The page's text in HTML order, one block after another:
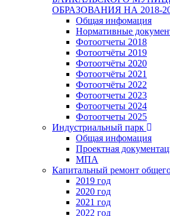
ОБРАЗОВАНИЯ НА 2018-
Общая инфомация
Нормативные
Фотоотчеты 2018
Фотоотчёты 2019
Фотоотчёты 2020
Фотоотчёты 2021
Фотоотчёты 2022
Фотоотчеты 2023
Фотоотчеты 2024
Фотоотчеты 2025
Индустриальный парк
Общая инфомация
Проектная
МПА
Капитальный ремонт
2019 год
2020 год
2021 год
2022 год